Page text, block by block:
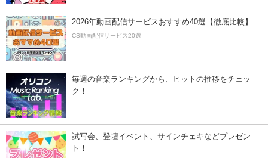
2026年動画配信サービスおすすめ40選【徹底比較】
CS動画配信サービス20選
毎週の音楽ランキングから、ヒットの推移をチェッ
ク！
試写会、登壇イベント、サインチェキなどプレゼン
ト！